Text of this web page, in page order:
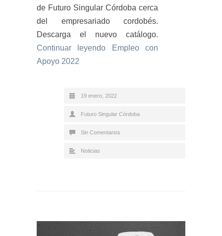
de Futuro Singular Córdoba cerca
del empresariado cordobés.
Descarga el nuevo catálogo.
Continuar leyendo Empleo con
Apoyo 2022
19 enero, 2022
Futuro Singular Córdoba
Sin Comentarios
Noticias